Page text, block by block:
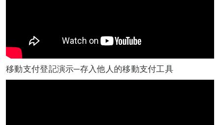
移動支付登記演示─存入他人的移動支付工具